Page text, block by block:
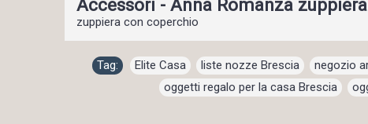
Accessori - Anna Romanza zuppiera
zuppiera con coperchio
Tag: Elite Casa liste nozze Brescia negozio
oggetti regalo per la casa Brescia ,